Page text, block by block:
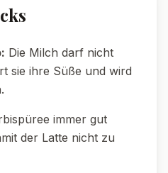
Die Milch darf nicht
sie ihre Süße und wird
immer gut
der Latte nicht zu